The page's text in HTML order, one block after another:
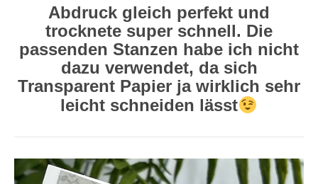
Abdruck gleich perfekt und
trocknete super schnell. Die
passenden Stanzen habe ich nicht
dazu verwendet, da sich
Transparent Papier ja wirklich sehr
leicht schneiden lässt